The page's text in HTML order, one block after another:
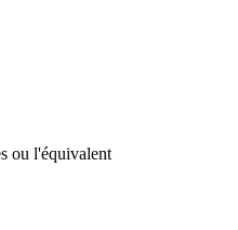
ou l'équivalent